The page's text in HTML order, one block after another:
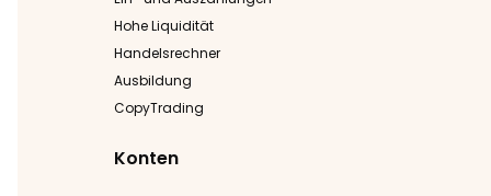
Hohe Liquidität
Handelsrechner
Ausbildung
CopyTrading
Konten